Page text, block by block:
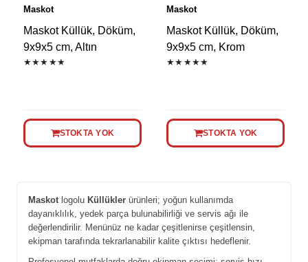
Maskot
Maskot Küllük, Döküm,
9x9x5 cm, Altın
★★★★★
STOKTA YOK
Maskot
Maskot Küllük, Döküm,
9x9x5 cm, Krom
★★★★★
STOKTA YOK
Maskotlogolu Küllüklerürünleri; yoğun kullanımda
dayanıklılık, yedek parça bulunabilirliği ve servis ağı ile
değerlendirilir. Menünüz ne kadar çeşitlenirse çeşitlensin,
ekipman tarafında tekrarlanabilir kalite çıktısı hedeflenir.